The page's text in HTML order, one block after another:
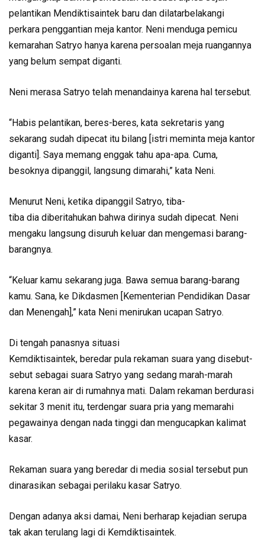
pelantikan Mendiktisaintek baru dan dilatarbelakangi
perkara penggantian meja kantor. Neni menduga pemicu
kemarahan Satryo hanya karena persoalan meja ruangannya
yang belum sempat diganti.
Neni merasa Satryo telah menandainya karena hal tersebut.
“Habis pelantikan, beres-beres, kata sekretaris yang
sekarang sudah dipecat itu bilang [istri meminta meja kantor
diganti]. Saya memang enggak tahu apa-apa. Cuma,
besoknya dipanggil, langsung dimarahi,” kata Neni.
Menurut Neni, ketika dipanggil Satryo, tiba-
tiba dia diberitahukan bahwa dirinya sudah dipecat. Neni
mengaku langsung disuruh keluar dan mengemasi barang-
barangnya.
“Keluar kamu sekarang juga. Bawa semua barang-barang
kamu. Sana, ke Dikdasmen [Kementerian Pendidikan Dasar
dan Menengah],” kata Neni menirukan ucapan Satryo.
Di tengah panasnya situasi
Kemdiktisaintek, beredar pula rekaman suara yang disebut-
sebut sebagai suara Satryo yang sedang marah-marah
karena keran air di rumahnya mati. Dalam rekaman berdurasi
sekitar 3 menit itu, terdengar suara pria yang memarahi
pegawainya dengan nada tinggi dan mengucapkan kalimat
kasar.
Rekaman suara yang beredar di media sosial tersebut pun
dinarasikan sebagai perilaku kasar Satryo.
Dengan adanya aksi damai, Neni berharap kejadian serupa
tak akan terulang lagi di Kemdiktisaintek.